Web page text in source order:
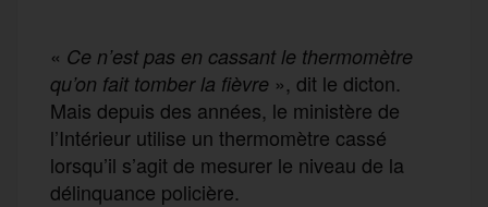
« Ce n’est pas en cassant le thermomètre
qu’on fait tomber la fièvre », dit le dicton.
Mais depuis des années, le ministère de
l’Intérieur utilise un thermomètre cassé
lorsqu’il s’agit de mesurer le niveau de la
délinquance policière.